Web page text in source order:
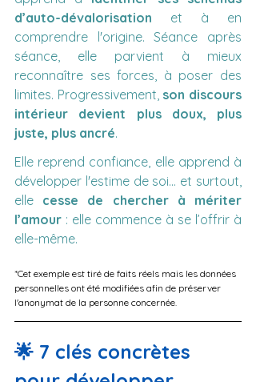
d’auto-dévalorisation et à en
comprendre l'origine. Séance après
séance, elle parvient à mieux
reconnaître ses forces, à poser des
limites. Progressivement, son discours
intérieur devient plus doux, plus
juste, plus ancré.
Elle reprend confiance, elle apprend à
développer l'estime de soi… et surtout,
elle cesse de chercher à mériter
l’amour : elle commence à se l’offrir à
elle-même.
*Cet exemple est tiré de faits réels mais les données
personnelles ont été modifiées afin de préserver
l'anonymat de la personne concernée.
🌟 7 clés concrètes